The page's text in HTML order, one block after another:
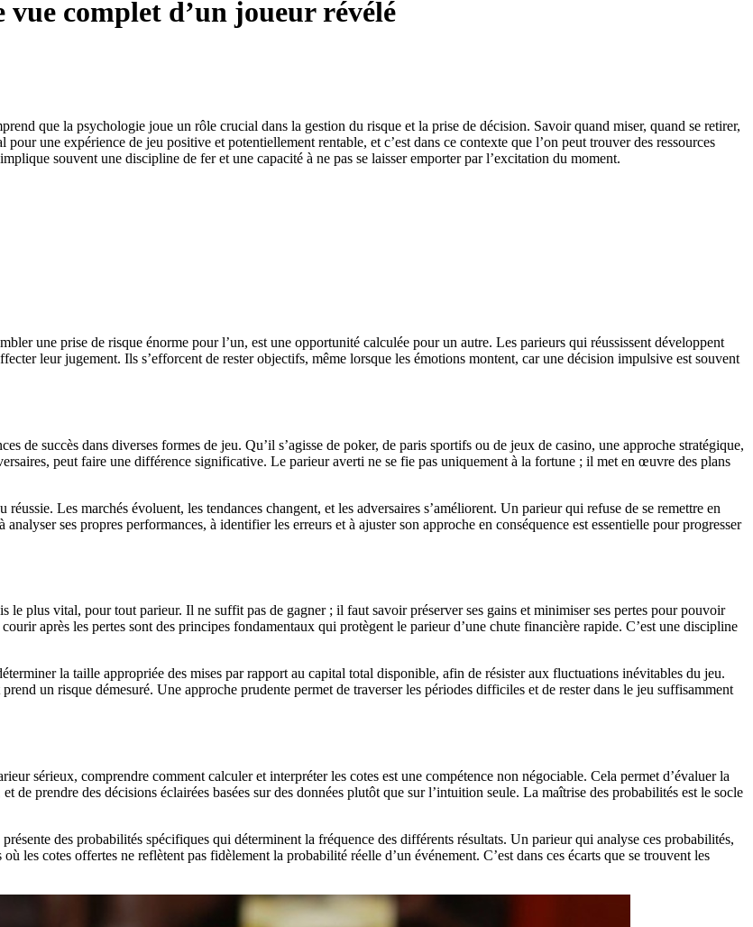
vue complet d’un joueur révélé
que la psychologie joue un rôle crucial dans la gestion du risque et la prise de décision. Savoir quand miser, quand se retirer,
une expérience de jeu positive et potentiellement rentable, et c’est dans ce contexte que l’on peut trouver des ressources
souvent une discipline de fer et une capacité à ne pas se laisser emporter par l’excitation du moment.
une prise de risque énorme pour l’un, est une opportunité calculée pour un autre. Les parieurs qui réussissent développent
leur jugement. Ils s’efforcent de rester objectifs, même lorsque les émotions montent, car une décision impulsive est souvent
de succès dans diverses formes de jeu. Qu’il s’agisse de poker, de paris sportifs ou de jeux de casino, une approche stratégique,
peut faire une différence significative. Le parieur averti ne se fie pas uniquement à la fortune ; il met en œuvre des plans
Les marchés évoluent, les tendances changent, et les adversaires s’améliorent. Un parieur qui refuse de se remettre en
ses propres performances, à identifier les erreurs et à ajuster son approche en conséquence est essentielle pour progresser
le plus vital, pour tout parieur. Il ne suffit pas de gagner ; il faut savoir préserver ses gains et minimiser ses pertes pour pouvoir
après les pertes sont des principes fondamentaux qui protègent le parieur d’une chute financière rapide. C’est une discipline
la taille appropriée des mises par rapport au capital total disponible, afin de résister aux fluctuations inévitables du jeu.
un risque démesuré. Une approche prudente permet de traverser les périodes difficiles et de rester dans le jeu suffisamment
sérieux, comprendre comment calculer et interpréter les cotes est une compétence non négociable. Cela permet d’évaluer la
de prendre des décisions éclairées basées sur des données plutôt que sur l’intuition seule. La maîtrise des probabilités est le socle
des probabilités spécifiques qui déterminent la fréquence des différents résultats. Un parieur qui analyse ces probabilités,
les cotes offertes ne reflètent pas fidèlement la probabilité réelle d’un événement. C’est dans ces écarts que se trouvent les